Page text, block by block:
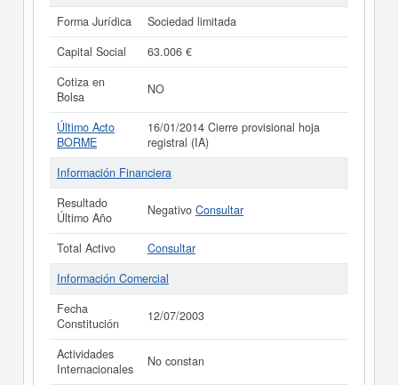
Forma Jurídica
Sociedad limitada
Capital Social
63.006 €
Cotiza en
Bolsa
NO
Último Acto
BORME
16/01/2014 Cierre provisional hoja
registral (IA)
Información Financiera
Resultado
Último Año
Negativo Consultar
Total Activo
Consultar
Información Comercial
Fecha
Constitución
12/07/2003
Actividades
Internacionales
No constan